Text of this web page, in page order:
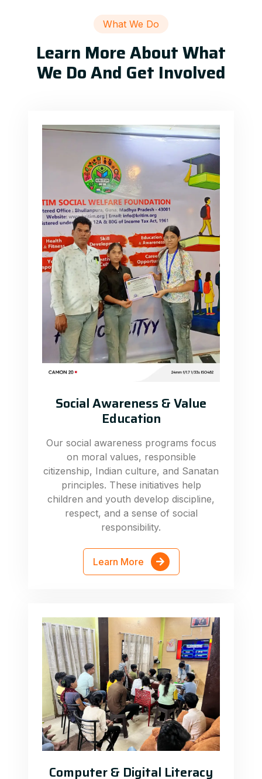
What We Do
Learn More About What
We Do And Get Involved
Social Awareness & Value
Education
Our social awareness programs focus
on moral values, responsible
citizenship, Indian culture, and Sanatan
principles. These initiatives help
children and youth develop discipline,
respect, and a sense of social
responsibility.
Learn More
Computer & Digital Literacy